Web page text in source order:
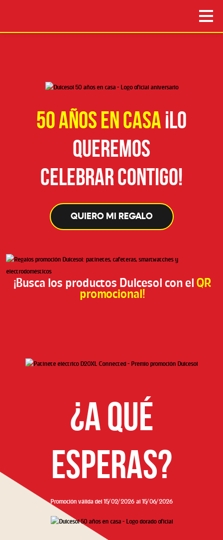
50 AÑOS EN CASA¡LO
QUEREMOS
CELEBRAR CONTIGO!
QUIERO MI REGALO
¡Busca los productos Dulcesol con elQR
promocional!
¿A QUÉ
ESPERAS?
Promoción válida del 15/02/2026 al 15/06/2026